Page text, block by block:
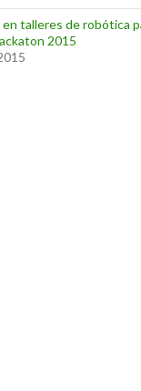
talleres de robótica
2015